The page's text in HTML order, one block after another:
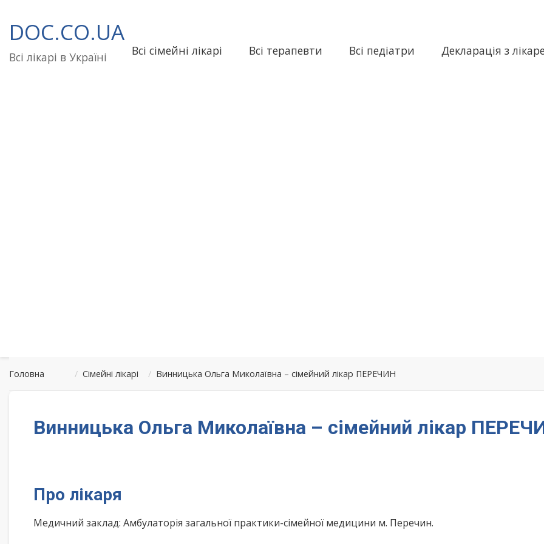
до
вмісту
DOC.CO.UA
Всі лікарі в Україні Всі сімейні лікарі Всі терапевти Всі педіатри Декларація з
Головна / Сімейні лікарі / Винницька Ольга Миколаївна – сімейний лікар ПЕРЕЧИН
Винницька Ольга Миколаївна – сімейний лікар
Про лікаря
Медичний заклад: Амбулаторія загальної практики-сімейної медицини м. Перечин.